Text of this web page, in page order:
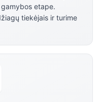
etape.
tiekėjais ir turime